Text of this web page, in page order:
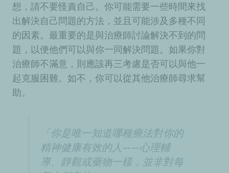
想，請不要怪責自己。你可能需要一些時間來找
出解決自己問題的方法，並且可能涉及多種不同
的因素。最重要的是與治療師討論解決不到的問
題，以便他們可以與你一同解決問題。如果你對
治療師不滿意，則應該再三考慮是否可以與他一
起克服困難。如不，你可以從其他治療師尋求幫
助。
「你是唯一知道哪種療法對你的
精神健康有效的人——心理輔
導、靜觀或藥物一樣，並非對每